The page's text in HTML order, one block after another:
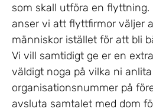
som skall utföra en flyttning.
anser vi att flyttfirmor väljer
människor istället för att bli
Vi vill samtidigt ge er en
väldigt noga på vilka ni
organisationsnummer på
avsluta samtalet med dom